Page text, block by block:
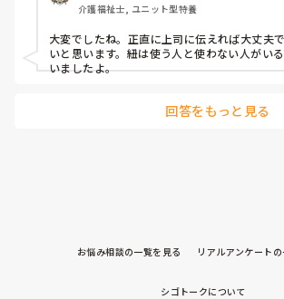
介護福祉士, ユニット型特養
大変でしたね。正直に上司に伝えれば大丈夫
いと思います。紐は使う人と使わない人がい
いましたよ。
回答をもっと見る
お悩み相談の一覧を見る リアルアンケート
シゴトークについて